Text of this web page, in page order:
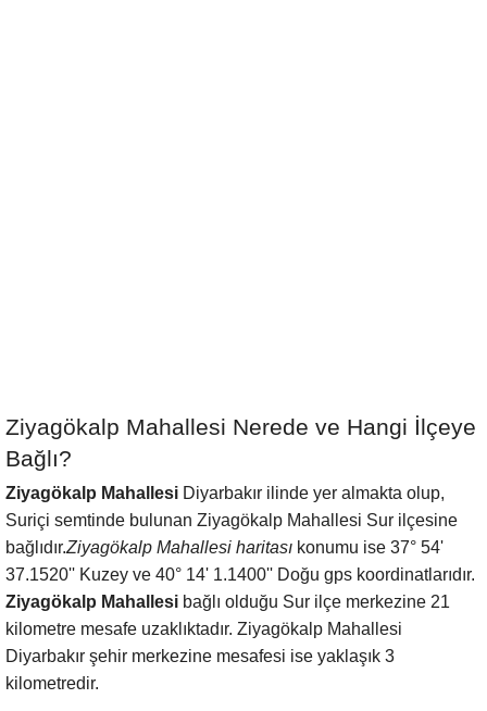
Ziyagökalp Mahallesi Nerede ve Hangi İlçeye
Bağlı?
Ziyagökalp Mahallesi Diyarbakır ilinde yer almakta olup,
Suriçi semtinde bulunan Ziyagökalp Mahallesi Sur ilçesine
bağlıdır.Ziyagökalp Mahallesi haritası konumu ise 37° 54'
37.1520'' Kuzey ve 40° 14' 1.1400'' Doğu gps koordinatlarıdır.
Ziyagökalp Mahallesi bağlı olduğu Sur ilçe merkezine 21
kilometre mesafe uzaklıktadır. Ziyagökalp Mahallesi
Diyarbakır şehir merkezine mesafesi ise yaklaşık 3
kilometredir.